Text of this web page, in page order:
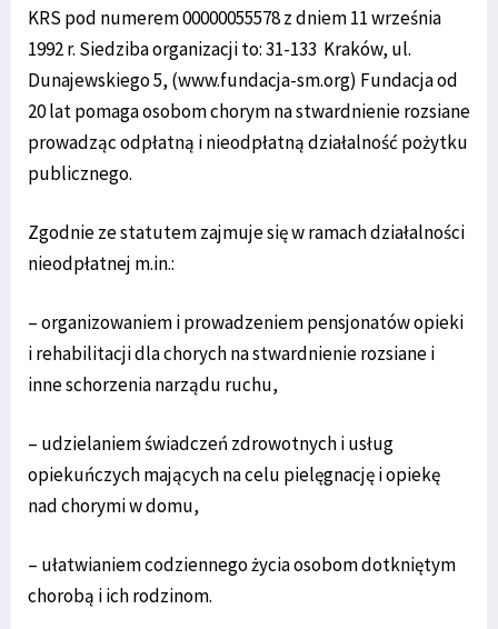
KRS pod numerem 00000055578 z dniem 11 września
1992 r. Siedziba organizacji to: 31-133 Kraków, ul.
Dunajewskiego 5, (www.fundacja-sm.org) Fundacja od
20 lat pomaga osobom chorym na stwardnienie rozsiane
prowadząc odpłatną i nieodpłatną działalność pożytku
publicznego.
Zgodnie ze statutem zajmuje się w ramach działalności
nieodpłatnej m.in.:
– organizowaniem i prowadzeniem pensjonatów opieki
i rehabilitacji dla chorych na stwardnienie rozsiane i
inne schorzenia narządu ruchu,
– udzielaniem świadczeń zdrowotnych i usług
opiekuńczych mających na celu pielęgnację i opiekę
nad chorymi w domu,
– ułatwianiem codziennego życia osobom dotkniętym
chorobą i ich rodzinom.